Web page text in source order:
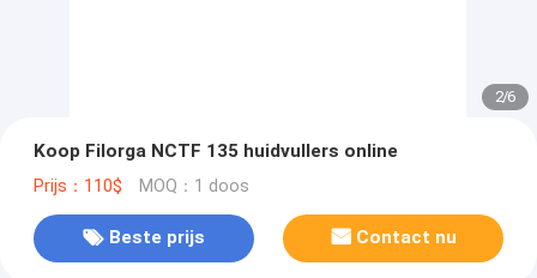
2/6
Koop Filorga NCTF 135 huidvullers online
Prijs：110$ MOQ：1 doos
Beste prijs Contact nu